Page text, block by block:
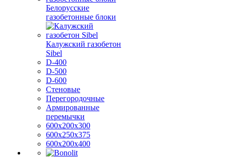
Белорусские
газобетонные блоки
Калужский газобетон
Sibel
D-400
D-500
D-600
Стеновые
Перегородочные
Армированные
перемычки
600х200х300
600х250х375
600х200х400